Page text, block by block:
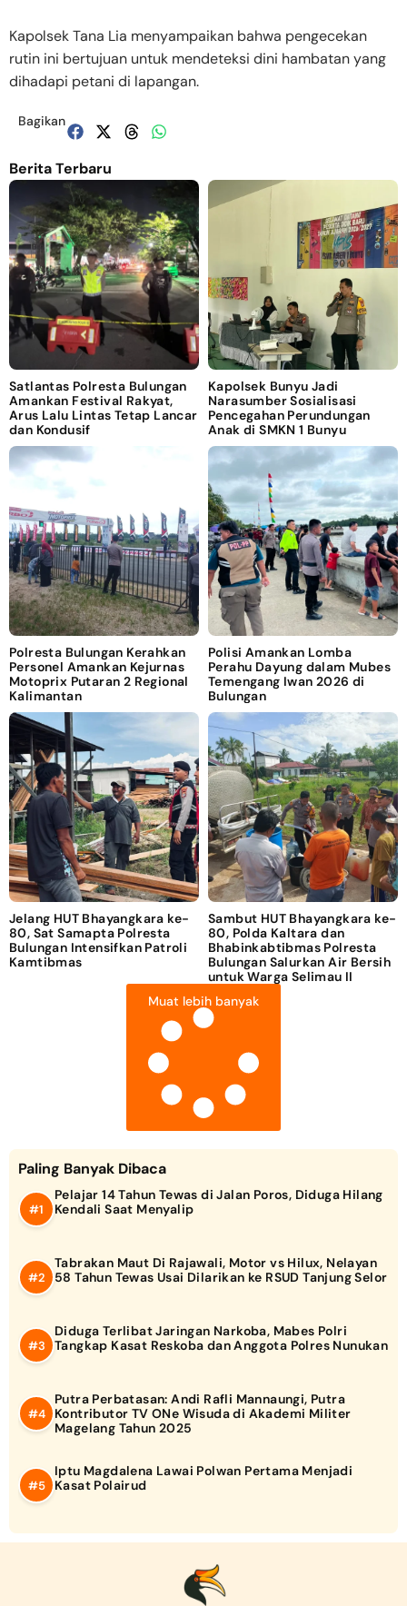
Kapolsek Tana Lia menyampaikan bahwa pengecekan
rutin ini bertujuan untuk mendeteksi dini hambatan yang
dihadapi petani di lapangan.
Bagikan
Berita Terbaru
Satlantas Polresta Bulungan
Amankan Festival Rakyat,
Arus Lalu Lintas Tetap Lancar
dan Kondusif
Kapolsek Bunyu Jadi
Narasumber Sosialisasi
Pencegahan Perundungan
Anak di SMKN 1 Bunyu
Polresta Bulungan Kerahkan
Personel Amankan Kejurnas
Motoprix Putaran 2 Regional
Kalimantan
Polisi Amankan Lomba
Perahu Dayung dalam Mubes
Temengang Iwan 2026 di
Bulungan
Jelang HUT Bhayangkara ke-
80, Sat Samapta Polresta
Bulungan Intensifkan Patroli
Kamtibmas
Sambut HUT Bhayangkara ke-
80, Polda Kaltara dan
Bhabinkabtibmas Polresta
Bulungan Salurkan Air Bersih
untuk Warga Selimau II
Muat lebih banyak
Paling Banyak Dibaca
Pelajar 14 Tahun Tewas di Jalan Poros, Diduga Hilang
Kendali Saat Menyalip
Tabrakan Maut Di Rajawali, Motor vs Hilux, Nelayan
58 Tahun Tewas Usai Dilarikan ke RSUD Tanjung Selor
Diduga Terlibat Jaringan Narkoba, Mabes Polri
Tangkap Kasat Reskoba dan Anggota Polres Nunukan
Putra Perbatasan: Andi Rafli Mannaungi, Putra
Kontributor TV ONe Wisuda di Akademi Militer
Magelang Tahun 2025
Iptu Magdalena Lawai Polwan Pertama Menjadi
Kasat Polairud